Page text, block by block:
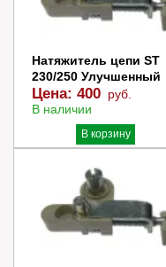
Натяжитель цепи ST
230/250 Улучшенный
Цена: 400 руб.
В наличии
В корзину